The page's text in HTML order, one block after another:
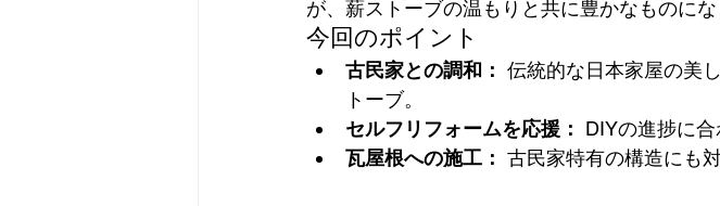
が、薪ストーブの温もりと共に豊かなものにな
今回のポイント
古民家との調和： 伝統的な日本家屋の美
トーブ。
セルフリフォームを応援：
DIYの進捗に
瓦屋根への施工： 古民家特有の構造にも